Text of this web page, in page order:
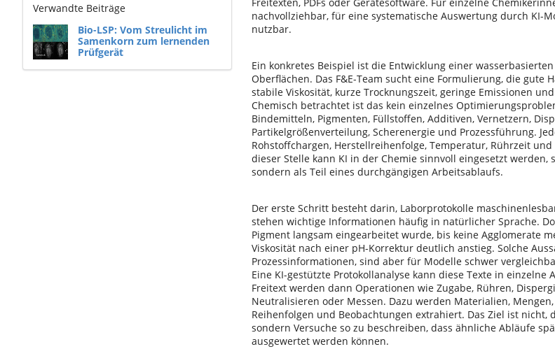
Verwandte Beiträge
Bio-LSP: Vom Streulicht im
Samenkorn zum lernenden
Prüfgerät
nachvollziehbar, für eine systematische Auswertung durch KI-
nutzbar.
Ein konkretes Beispiel ist die Entwicklung einer
Oberflächen. Das F&E-Team sucht eine Formulierung, die gute
stabile Viskosität, kurze Trocknungszeit, geringe Emissionen
Chemisch betrachtet ist das kein einzelnes
Bindemitteln, Pigmenten, Füllstoffen, Additiven, Vernetzern,
Partikelgrößenverteilung, Scherenergie und Prozessführung.
Rohstoffchargen, Herstellreihenfolge, Temperatur, Rührzeit
dieser Stelle kann KI in der Chemie sinnvoll eingesetzt
sondern als Teil eines durchgängigen Arbeitsablaufs.
Der erste Schritt besteht darin, Laborprotokolle
stehen wichtige Informationen häufig in natürlicher Sprache.
Pigment langsam eingearbeitet wurde, bis keine Agglomerate
Viskosität nach einer pH-Korrektur deutlich anstieg. Solche
Prozessinformationen, sind aber für Modelle schwer
Eine KI-gestützte Protokollanalyse kann diese Texte in einzelne
Freitext werden dann Operationen wie Zugabe, Rühren,
Neutralisieren oder Messen. Dazu werden Materialien,
Reihenfolgen und Beobachtungen extrahiert. Das Ziel ist nicht,
sondern Versuche so zu beschreiben, dass ähnliche Abläufe
ausgewertet werden können.